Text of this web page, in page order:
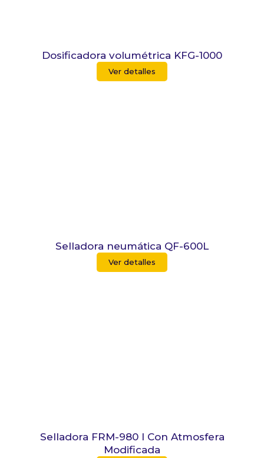
Dosificadora volumétrica KFG-1000
Ver detalles
Selladora neumática QF-600L
Ver detalles
Selladora FRM-980 I Con Atmosfera
Modificada